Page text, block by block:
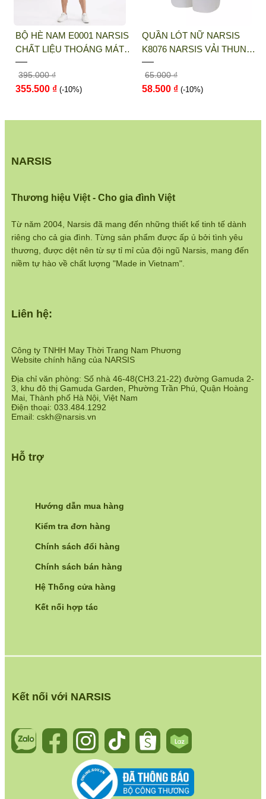
 LIÊN HỆ MUA HÀNG:
THỜI TRANG NARSIS
Địa chỉ văn phòng/showroom: Số 46 + 48 Shophouse
đường 2.3 Khu đô thị Gamuda Gardens, Quận Hoàng Mai,
Hà Nội
Điện thoại: 033 484 1292
Kiểm tra đơn hàng:
hang
tien
Chính sách bán hàng:
https://www.narsis.vn/chinh-sach-
ban-hang
Hệ thống cửa hàng: https://www.narsis.vn/shops
BỘ HÈ NAM E0001 NARSIS
CHẤT LIỆU THOÁNG MÁT,
DỄ CHỊU, THOẢI MÁI CẢ
NGÀY, DỄ VẬN ĐỘNG
395.000 ₫
355.500 ₫ (-10%)
QUẦN LÓT NỮ NARSIS
K8076 NARSIS VẢI THUN
LẠNH THOÁNG MÁT, LÓT
COTTON THOẢI MÁI, GIỮ
DÁNG TỐT, THO...
65.000 ₫
58.500 ₫ (-10%)
Công ty TNHH May Thời Trang Nam Phương
Website chính hãng của NARSIS
Địa chỉ văn phòng: Số nhà 46-48(CH3.21-22) đường Gamuda 2-
3, khu đô thị Gamuda Garden, Phường Trần Phú, Quận Hoàng
Mai, Thành phố Hà Nội, Việt Nam
Điện thoại: 033.484.1292
Email: cskh@narsis.vn
Hỗ trợ
Kết nối với NARSIS
NARSIS
Liên hệ:
Hướng dẫn mua hàng
Kiểm tra đơn hàng
Chính sách đổi hàng
Chính sách bán hàng
Hệ Thống cửa hàng
Kết nối hợp tác
Từ năm 2004, Narsis đã mang đến những thiết kế tinh tế dành
riêng cho cả gia đình. Từng sản phẩm được ấp ủ bởi tình yêu
thương, được dệt nên từ sự tỉ mỉ của đội ngũ Narsis, mang đến
niềm tự hào về chất lượng "Made in Vietnam".
Thương hiệu Việt - Cho gia đình Việt